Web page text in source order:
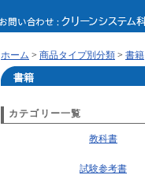
ホーム > 商品タイプ別分類 > 書籍
書籍
カテゴリー一覧
教科書
試験参考書